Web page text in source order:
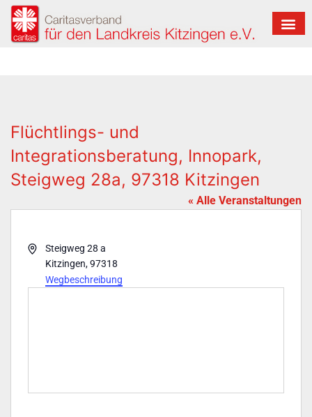
Flüchtlings- und
Integrationsberatung, Innopark,
Steigweg 28a, 97318 Kitzingen
« Alle Veranstaltungen
AdresseSteigweg 28 a
Kitzingen,97318
Wegbeschreibung